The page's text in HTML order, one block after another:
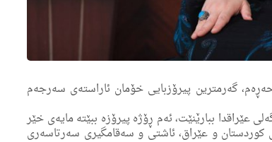
كۆچی ١/١/١٤٤٤ ڕۆژی یەكی موحەڕەم، گەرمترین پیرۆزبایی خۆمان ئاراستەی سەرجەم
ببارێنێت، ئەم ڕۆژە پیرۆزە ببێتە مایەی خێر
كوردستان و عێراق، ئاشتی و سەقامگیری سەرتاسەری